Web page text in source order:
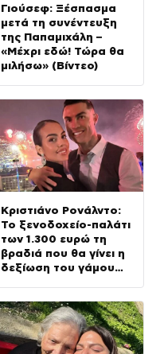
Γιούσεφ: Ξέσπασμα
μετά τη συνέντευξη
της Παπαμιχάλη –
«Μέχρι εδώ! Τώρα θα
μιλήσω» (Βίντεο)
Κριστιάνο Ρονάλντο:
Το ξενοδοχείο-παλάτι
των 1.300 ευρώ τη
βραδιά που θα γίνει η
δεξίωση του γάμου